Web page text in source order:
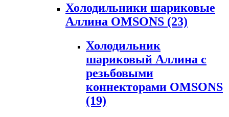
Холодильники шариковые
Аллина OMSONS (23)
Холодильник
шариковый Аллина с
резьбовыми
коннекторами OMSONS
(19)